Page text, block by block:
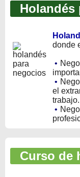
Holandés
donde
•
•
el
trabajo.
•
Curso de